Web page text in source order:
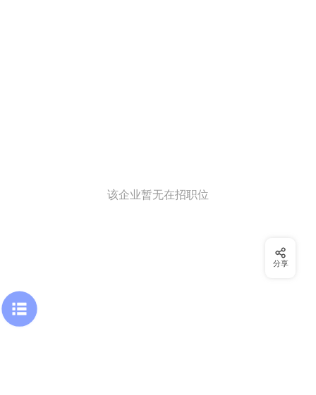
该企业暂无在招职位
分享